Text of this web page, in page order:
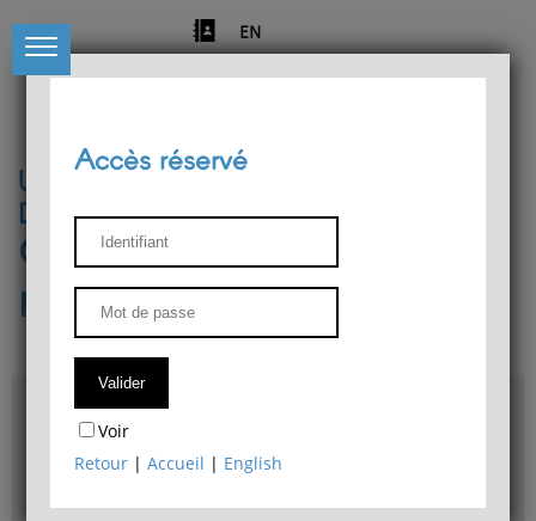
EN
Université de Liège
Département de philosophie
Centre de recherches
phénoménologiques
Accès & plans
Bibliothèque du Département de philosophie
Accès réservé
Voir
Retour |Accueil | English